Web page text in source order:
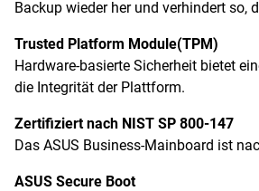
Backup wieder her und verhindert so,
Trusted Platform Module(TPM)
Hardware-basierte Sicherheit bietet
die Integrität der Plattform.
Zertifiziert nach NIST SP 800-147
Das ASUS Business-Mainboard ist
ASUS Secure Boot